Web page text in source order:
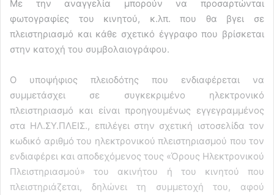
Με την αναγγελία μπορούν να προσαρτώνται
φωτογραφίες του κινητού, κ.λπ. που θα βγει σε
πλειστηριασμό και κάθε σχετικό έγγραφο που βρίσκεται
στην κατοχή του συμβολαιογράφου.
Ο υποψήφιος πλειοδότης που ενδιαφέρεται να
συμμετάσχει σε συγκεκριμένο ηλεκτρονικό
πλειστηριασμό και είναι προηγουμένως εγγεγραμμένος
στα ΗΛ.ΣΥ.ΠΛΕΙΣ., επιλέγει στην σχετική ιστοσελίδα τον
κωδικό αριθμό του ηλεκτρονικού πλειστηριασμού που τον
ενδιαφέρει και αποδεχόμενος τους «Όρους Ηλεκτρονικού
Πλειστηριασμού» του ακινήτου ή του κινητού που
πλειστηριάζεται, δηλώνει τη συμμετοχή του, αφού